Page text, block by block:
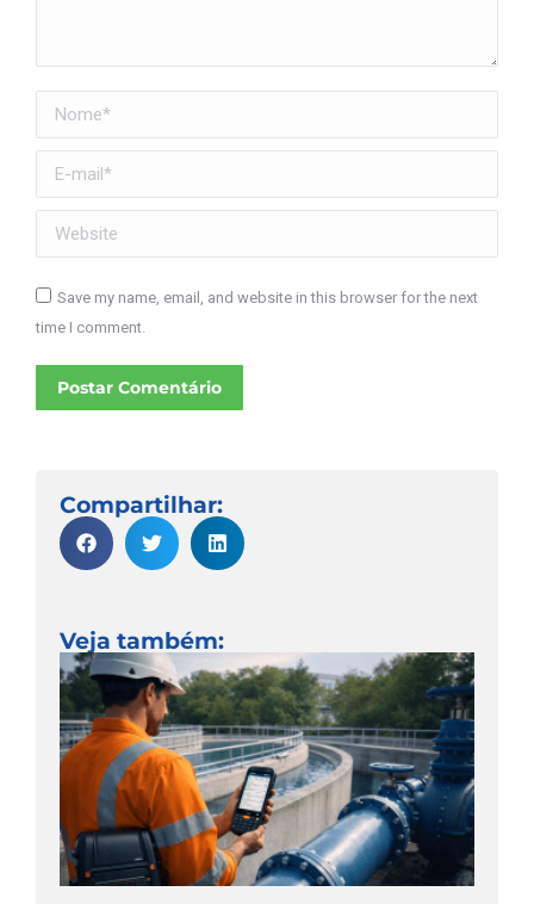
Nome *
E-mail *
Website
Save my name, email, and website in this browser for the next
time I comment.
Postar Comentário
Compartilhar:
Veja também: